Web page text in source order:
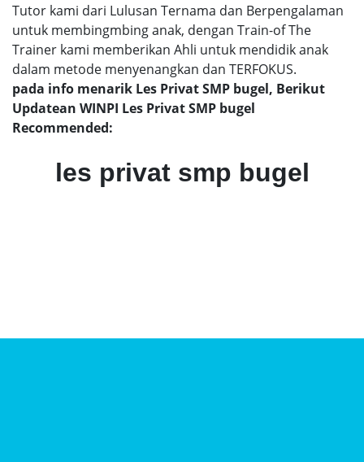
Tutor kami dari Lulusan Ternama dan Berpengalaman
untuk membingmbing anak, dengan Train-of The
Trainer kami memberikan Ahli untuk mendidik anak
dalam metode menyenangkan dan TERFOKUS.
pada info menarik Les Privat SMP bugel, Berikut
Updatean WINPI Les Privat SMP bugel
Recommended:
les privat smp bugel